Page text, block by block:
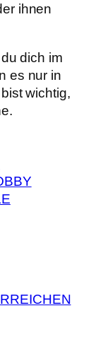
ihnen
dich im
es nur in
wichtig,